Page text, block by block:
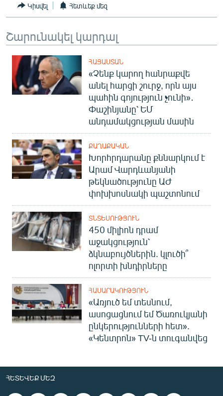
ՀԵՏԵՎԵՔ ՄԵԶ
«Ազատության» բոլոր կայքերը
Կիսվել Հետևեք մեզ
Շարունակել կարդալ
ՀԱՅԱՍՏԱՆ
«Չենք կարող հանրաքվե
անել հարցի շուրջ, որն այս
պահին գոյություն չունի»․
Փաշինյանը՝ ԵՄ
անդամակցության մասին
ՔԱՂԱՔԱԿԱՆ
Խորհրդարանը քննարկում է
Արամ Վարդևանյանի
թեկնածությունը ԱԺ
փոխխոսնակի պաշտոնում
ՏՆՏԵՍՈՒԹՅՈՒՆ
450 միլիոն դրամ
աջակցություն՝
ձկնաբույծներին. կլուծի՞
ոլորտի խնդիրները
ՀԱՍԱՐԱԿՈՒԹՅՈՒՆ
«Առյուծ եմ տեսնում,
ասոցացնում եմ Ծառուկյանի
ընկերությունների հետ».
«Կենտրոն» TV-ն տուգանվեց
ՀԵՏԵՎԵՔ ՄԵԶ